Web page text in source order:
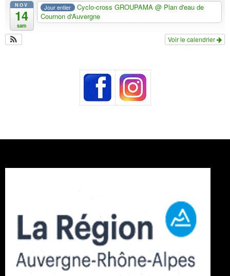
NOV
14
sam
Jour entier Cyclo-cross GROUPAMA@ Plan d'eau de
Cournon d'Auvergne
Voir le calendrier